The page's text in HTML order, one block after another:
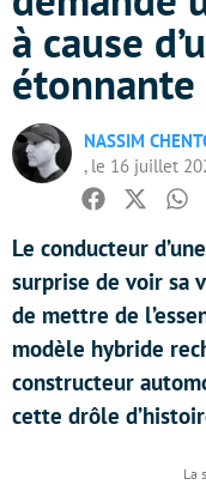
à cause
étonnante
NASSIM
, le 16 juillet
Facebook
Twitter
Le conducteur
surprise de voir sa
de mettre de
modèle hybride
constructeur
cette drôle